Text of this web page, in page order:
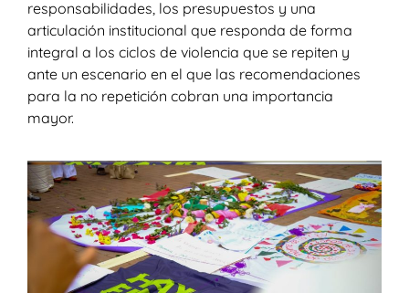
responsabilidades, los presupuestos y una
articulación institucional que responda de forma
integral a los ciclos de violencia que se repiten y
ante un escenario en el que las recomendaciones
para la no repetición cobran una importancia
mayor.